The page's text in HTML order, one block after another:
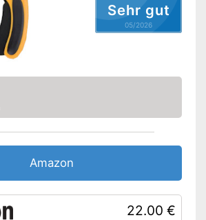
ausgestattet
Sehr gut
05/2026
Amazon
22.00 €